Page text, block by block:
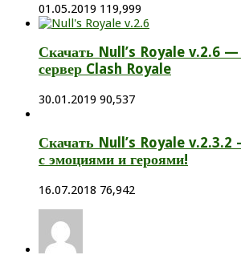
01.05.2019 119,999
Скачать Null’s Royale v.2.6
сервер Clash Royale
30.01.2019 90,537
Скачать Null’s Royale
с эмоциями и героями!
16.07.2018 76,942